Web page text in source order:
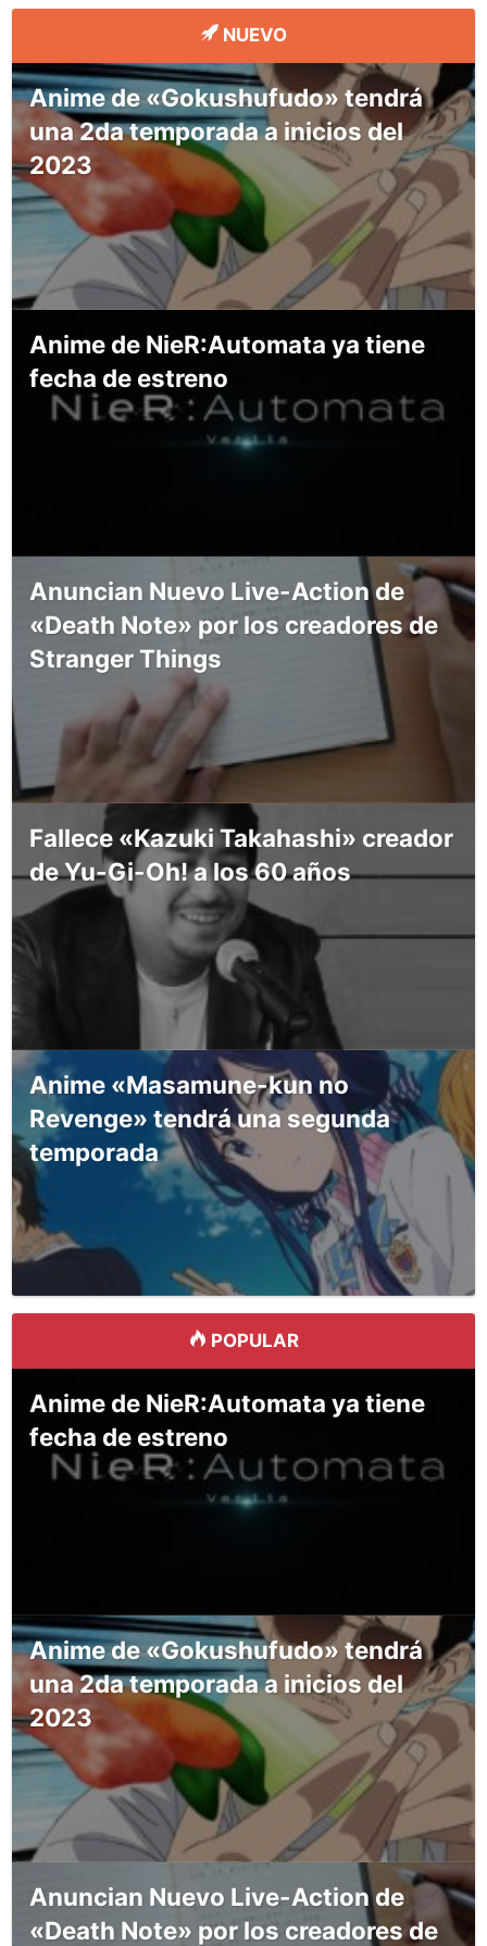
NUEVO
Anime de «Gokushufudo» tendrá
una 2da temporada a inicios del
2023
Anime de NieR:Automata ya tiene
fecha de estreno
Anuncian Nuevo Live-Action de
«Death Note» por los creadores de
Stranger Things
Fallece «Kazuki Takahashi» creador
de Yu-Gi-Oh! a los 60 años
Anime «Masamune-kun no
Revenge» tendrá una segunda
temporada
POPULAR
Anime de NieR:Automata ya tiene
fecha de estreno
Anime de «Gokushufudo» tendrá
una 2da temporada a inicios del
2023
Anuncian Nuevo Live-Action de
«Death Note» por los creadores de